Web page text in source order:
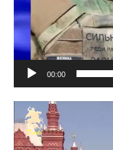
00:00
Lecteur
vidéo